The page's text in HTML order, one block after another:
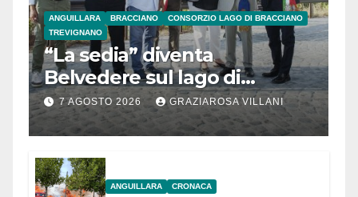
ANGUILLARA BRACCIANO
CONSORZIO LAGO DI BRACCIANO
TREVIGNANO
“La sedia” diventa
Belvedere sul lago di
Bracciano: ieri
l’inaugurazione
7 AGOSTO 2026 GRAZIAROSA VILLANI
ANGUILLARA CRONACA